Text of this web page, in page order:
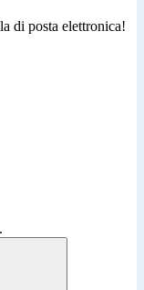
di posta elettronica!